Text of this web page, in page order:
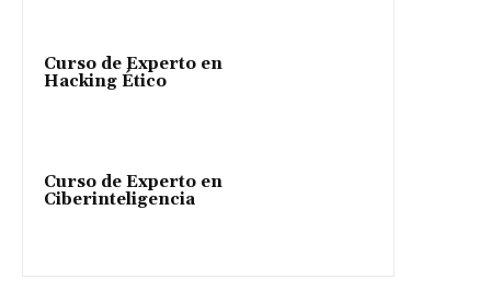
Curso de Experto en
Hacking Ético
Curso de Experto en
Ciberinteligencia